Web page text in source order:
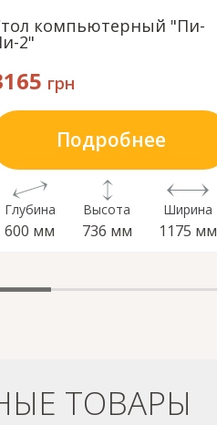
компьютерный "Пи-
2"
грн
Подробнее
Глубина
600 мм
Высота
736 мм
Ширина
1175 мм
ТОВАРЫ